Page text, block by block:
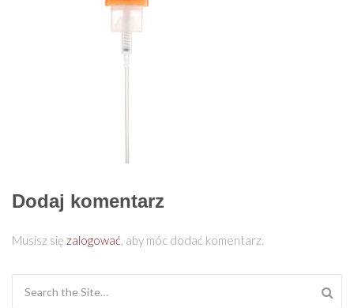
Dodaj komentarz
Musisz się zalogować, aby móc dodać komentarz.